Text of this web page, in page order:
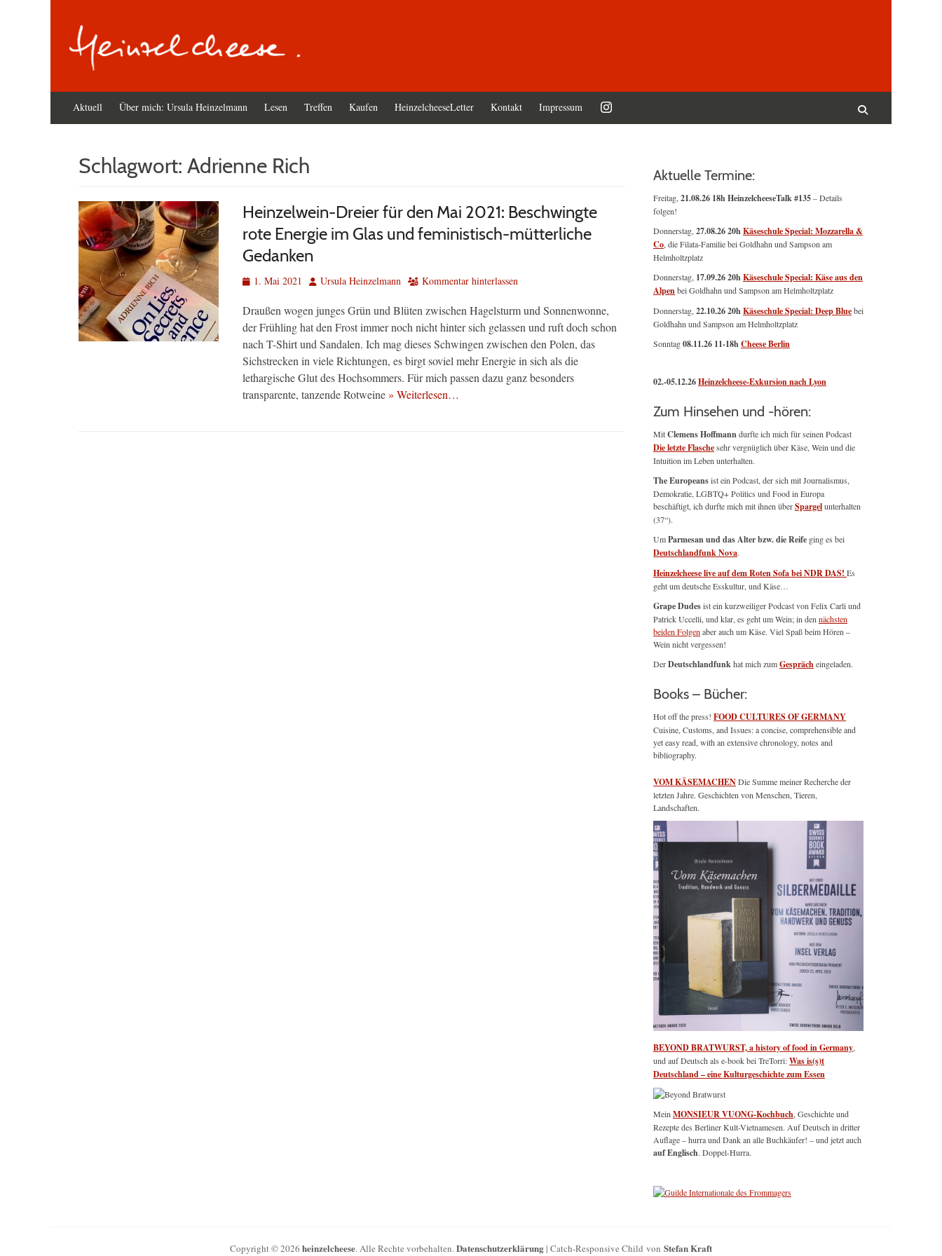
Primäres
Menü
Aktuell Über mich: Ursula Heinzelmann Lesen Treffen Kaufen HeinzelcheeseLetter Kontakt Impressum
Schlagwort: Adrienne Rich
Heinzelwein-Dreier für den Mai 2021: Beschwingte
rote Energie im Glas und feministisch-mütterliche
Gedanken
Veröffentlicht
1. Mai 2021 AutorUrsula Heinzelmann Kommentar hinterlassen
Draußen wogen junges Grün und Blüten zwischen Hagelsturm und Sonnenwonne,
der Frühling hat den Frost immer noch nicht hinter sich gelassen und ruft doch schon
nach T-Shirt und Sandalen. Ich mag dieses Schwingen zwischen den Polen, das
Sichstrecken in viele Richtungen, es birgt soviel mehr Energie in sich als die
lethargische Glut des Hochsommers. Für mich passen dazu ganz besonders
transparente, tanzende Rotweine» Weiterlesen…
Aktuelle Termine:
Freitag, 21.08.26 18h HeinzelcheeseTalk #135– Details
folgen!
Donnerstag, 27.08.26 20hKäseschule Special: Mozzarella &
Co , die Filata-Familie bei Goldhahn und Sampson am
Helmholtzplatz
Donnerstag, 17.09.26 20hKäseschule Special: Käse aus den
Alpenbei Goldhahn und Sampson am Helmholtzplatz
Donnerstag, 22.10.26 20hKäseschule Special: Deep Bluebei
Goldhahn und Sampson am Helmholtzplatz
Sonntag08.11.26 11-18hCheese Berlin
02.-05.12.26Heinzelcheese-Exkursion nach Lyon
Zum Hinsehen und -hören:
MitClemens Hoffmanndurfte ich mich für seinen Podcast
Die letzte Flaschesehr vergnüglich über Käse, Wein und die
Intuition im Leben unterhalten.
The Europeansist ein Podcast, der sich mit Journalismus,
Demokratie, LGBTQ+ Politics und Food in Europa
beschäftigt, ich durfte mich mit ihnen überSpargelunterhalten
(37“).
UmParmesan und das Alter bzw. die Reife ging es bei
Deutschlandfunk Nova.
Heinzelcheese live auf dem Roten Sofa bei NDR DAS! Es
geht um deutsche Esskultur, und Käse…
Grape Dudesist ein kurzweiliger Podcast von Felix Carli und
Patrick Uccelli, und klar, es geht um Wein; in den nächsten
beiden Folgen aber auch um Käse. Viel Spaß beim Hören –
Wein nicht vergessen!
DerDeutschlandfunkhat mich zumGesprächeingeladen.
Books – Bücher:
Hot off the press! FOOD CULTURES OF GERMANY
Cuisine, Customs, and Issues: a concise, comprehensible and
yet easy read, with an extensive chronology, notes and
bibliography.
VOM KÄSEMACHENDie Summe meiner Recherche der
letzten Jahre. Geschichten von Menschen, Tieren,
Landschaften.
BEYOND BRATWURST, a history of food in Germany
und auf Deutsch als e-book bei TreTorri:Was is(s)t
Deutschland – eine Kulturgeschichte zum Essen
Mein MONSIEUR VUONG-Kochbuch , Geschichte und
Rezepte des Berliner Kult-Vietnamesen. Auf Deutsch in dritter
Auflage – hurra und Dank an alle Buchkäufer! – und jetzt auch
auf Englisch. Doppel-Hurra.
Copyright © 2026 heinzelcheese. Alle Rechte vorbehalten.Datenschutzerklärung | Catch-Responsive Child von Stefan Kraft